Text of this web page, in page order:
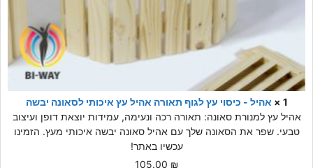
1 ×
אהיל - כיסוי עץ לגוף תאורה אהיל עץ איכותי לסאונה יבשה
אהיל עץ למנורת סאונה: תאורה רכה ונעימה, עמידות יוצאת דופן ועיצוב
טבעי. שפר את הסאונה שלך עם אהיל סאונה יבשה איכותי מעץ. הזמינו
עכשיו באתר!
105.00 ₪